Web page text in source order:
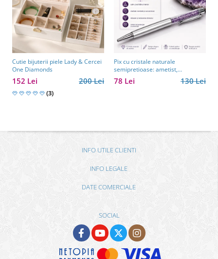
Cutie bijuterii piele Lady & Cercei
One Diamonds
200 Lei
152 Lei
(3)
Pix cu cristale naturale
semipretioase: ametist,
aventurin, lapis lazuli, ochi de
tigru, citrin și cuarț roz
130 Lei
78 Lei
INFO UTILE CLIENTI
INFO LEGALE
DATE COMERCIALE
SOCIAL